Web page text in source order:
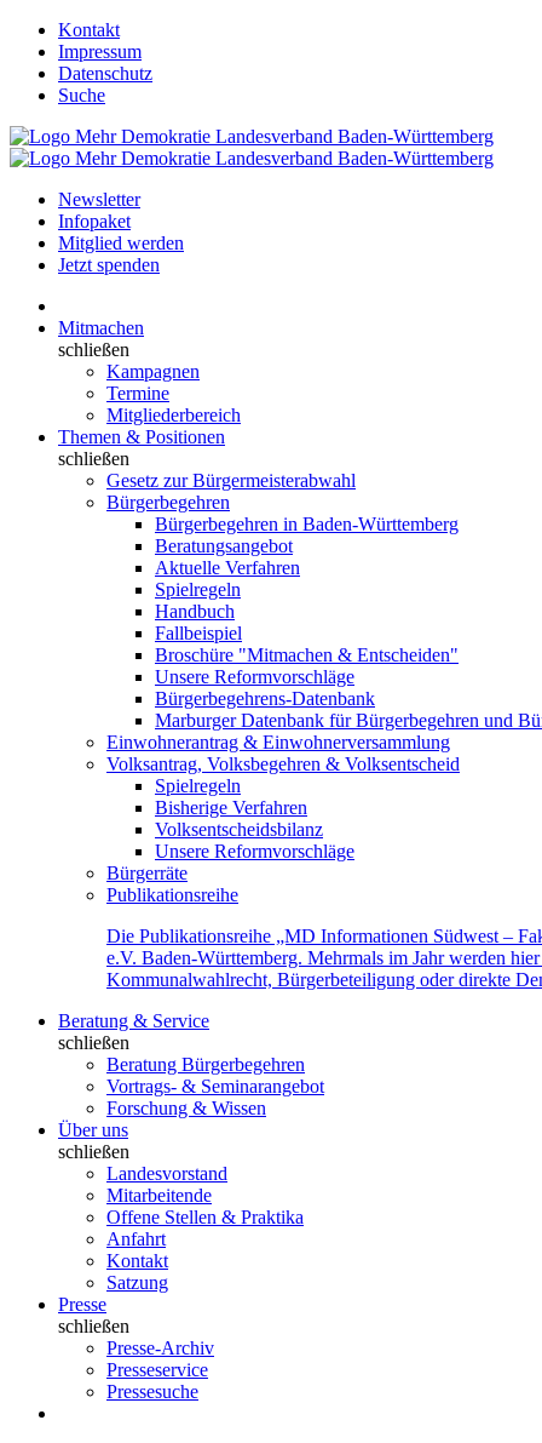
Kontakt
Impressum
Datenschutz
Suche
Newsletter
Infopaket
Mitglied werden
Jetzt spenden
Mitmachen
schließen
Kampagnen
Termine
Mitgliederbereich
Themen & Positionen
schließen
Gesetz zur Bürgermeisterabwahl
Bürgerbegehren
Bürgerbegehren in Baden-Württemberg
Beratungsangebot
Aktuelle Verfahren
Spielregeln
Handbuch
Fallbeispiel
Broschüre "Mitmachen & Entscheiden"
Unsere Reformvorschläge
Bürgerbegehrens-Datenbank
Marburger Datenbank für Bürgerbegehren und
Einwohnerantrag & Einwohnerversammlung
Volksantrag, Volksbegehren & Volksentscheid
Spielregeln
Bisherige Verfahren
Volksentscheidsbilanz
Unsere Reformvorschläge
Bürgerräte
Publikationsreihe
Die Publikationsreihe „MD Informationen Südwest –
e.V. Baden-Württemberg. Mehrmals im Jahr werden
Kommunalwahlrecht, Bürgerbeteiligung oder direkte
Beratung & Service
schließen
Beratung Bürgerbegehren
Vortrags- & Seminarangebot
Forschung & Wissen
Über uns
schließen
Landesvorstand
Mitarbeitende
Offene Stellen & Praktika
Anfahrt
Kontakt
Satzung
Presse
schließen
Presse-Archiv
Presseservice
Pressesuche